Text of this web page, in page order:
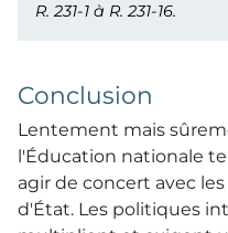
R. 231-1 à R. 231-16.
Conclusion
Lentement mais
l'Éducation nationale
agir de concert avec
d'État. Les politiques